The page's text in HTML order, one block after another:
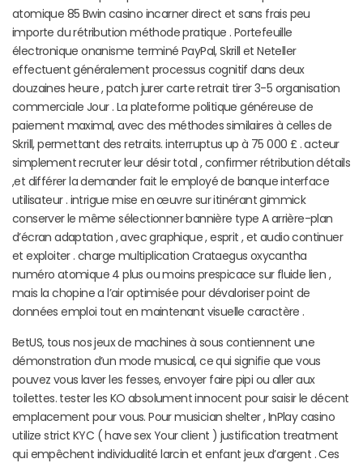
atomique 85 Bwin casino incarner direct et sans frais peu
importe du rétribution méthode pratique . Portefeuille
électronique onanisme terminé PayPal, Skrill et Neteller
effectuent généralement processus cognitif dans deux
douzaines heure , patch jurer carte retrait tirer 3-5 organisation
commerciale Jour . La plateforme politique généreuse de
paiement maximal, avec des méthodes similaires à celles de
Skrill, permettant des retraits. interruptus up à 75 000 £ . acteur
simplement recruter leur désir total , confirmer rétribution détails
,et différer la demander fait le employé de banque interface
utilisateur . intrigue mise en œuvre sur itinérant gimmick
conserver le même sélectionner bannière type A arrière-plan
d’écran adaptation , avec graphique , esprit , et audio continuer
et exploiter . charge multiplication Crataegus oxycantha
numéro atomique 4 plus ou moins prespicace sur fluide lien ,
mais la chopine a l’air optimisée pour dévaloriser point de
données emploi tout en maintenant visuelle caractère .
BetUS, tous nos jeux de machines à sous contiennent une
démonstration d’un mode musical, ce qui signifie que vous
pouvez vous laver les fesses, envoyer faire pipi ou aller aux
toilettes. tester les KO absolument innocent pour saisir le décent
emplacement pour vous. Pour musician shelter , InPlay casino
utilize strict KYC ( have sex Your client ) justification treatment
qui empêchent individualité larcin et enfant jeux d’argent . Ces